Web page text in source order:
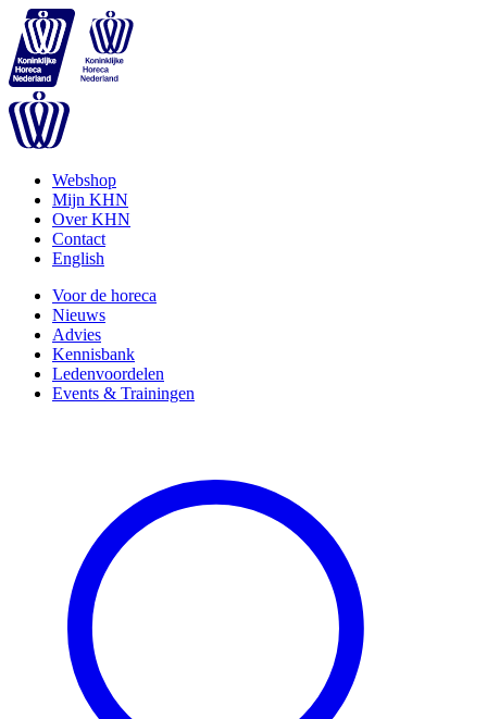
Webshop
Mijn KHN
Over KHN
Contact
English
Voor de horeca
Nieuws
Advies
Kennisbank
Ledenvoordelen
Events & Trainingen